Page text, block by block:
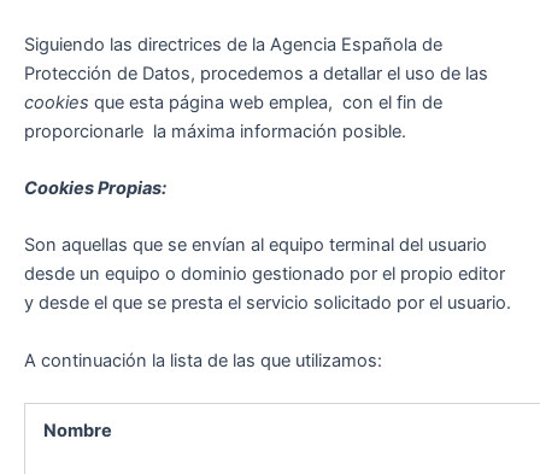
Siguiendo las directrices de la Agencia Española de
Protección de Datos, procedemos a detallar el uso de las
cookies que esta página web emplea, con el fin de
proporcionarle la máxima información posible.
Cookies Propias:
Son aquellas que se envían al equipo terminal del usuario
desde un equipo o dominio gestionado por el propio editor
y desde el que se presta el servicio solicitado por el usuario.
A continuación la lista de las que utilizamos:
Nombre